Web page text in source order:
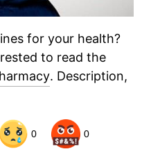
for your health?
to read the
. Description,
0 0